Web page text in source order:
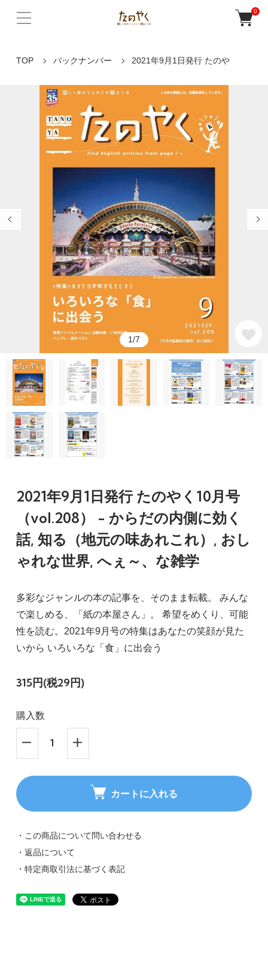
0
TOP バックナンバー 2021年9月1日発行 たのや
1/7
2021年9月1日発行 たのやく10月号
（vol.208） - からだの内側に効く
話, 知る（地元の味あれこれ）, おし
ゃれな世界, へぇ～、な雑学
多彩なジャンルの本の記事を、そのまま転載。 みんな
で楽しめる、「紙の本屋さん」。 希望をめくり、可能
性を読む。2021年9月号の特集はあなたの笑顔が見た
いから いろいろな「食」に出会う
315円(税29円)
購入数
カートに入れる
・この商品について問い合わせる
・返品について
・特定商取引法に基づく表記